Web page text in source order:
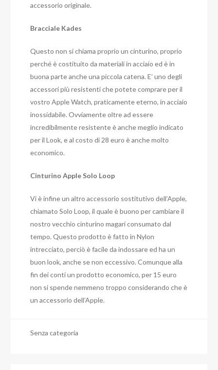
accessorio originale.
Bracciale Kades
Questo non si chiama proprio un cinturino, proprio
perché è costituito da materiali in acciaio ed è in
buona parte anche una piccola catena. E’ uno degli
accessori più resistenti che potete comprare per il
vostro Apple Watch, praticamente eterno, in acciaio
inossidabile. Ovviamente oltre ad essere
incredibilmente resistente è anche meglio indicato
per il Look, e al costo di 28 euro è anche molto
economico.
Cinturino Apple Solo Loop
Vi è infine un altro accessorio sostitutivo dell’Apple,
chiamato Solo Loop, il quale è buono per cambiare il
nostro vecchio cinturino magari consumato dal
tempo. Questo prodotto è fatto in Nylon
intrecciato, perciò è facile da indossare ed ha un
buon look, anche se non eccessivo. Comunque alla
fin dei conti un prodotto economico, per 15 euro
non si spende nemmeno troppo considerando che è
un accessorio dell’Apple.
Senza categoria